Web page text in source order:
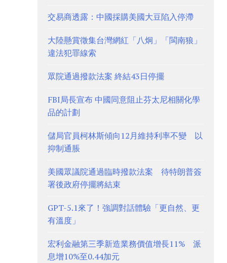
交易商透露：中國採購美國大豆陷入停滯
大陸懸賞徵集台灣網紅「八炯」「閩南狼」
違法犯罪線索
眾院通過撥款法案 終結43日停擺
FBI局長宣布 中國同意阻止芬太尼相關化學
品的計劃
儲局官員柯林斯傾向12月維持利率不變 以
抑制通脹
美國眾議院通過臨時撥款法案 待特朗普簽
署後政府停擺將結束
GPT-5.1來了！強調對話體驗「更自然、更
有溫度」
宏利金融第三季新造業務價值增長11% 派
息增10%至0.44加元